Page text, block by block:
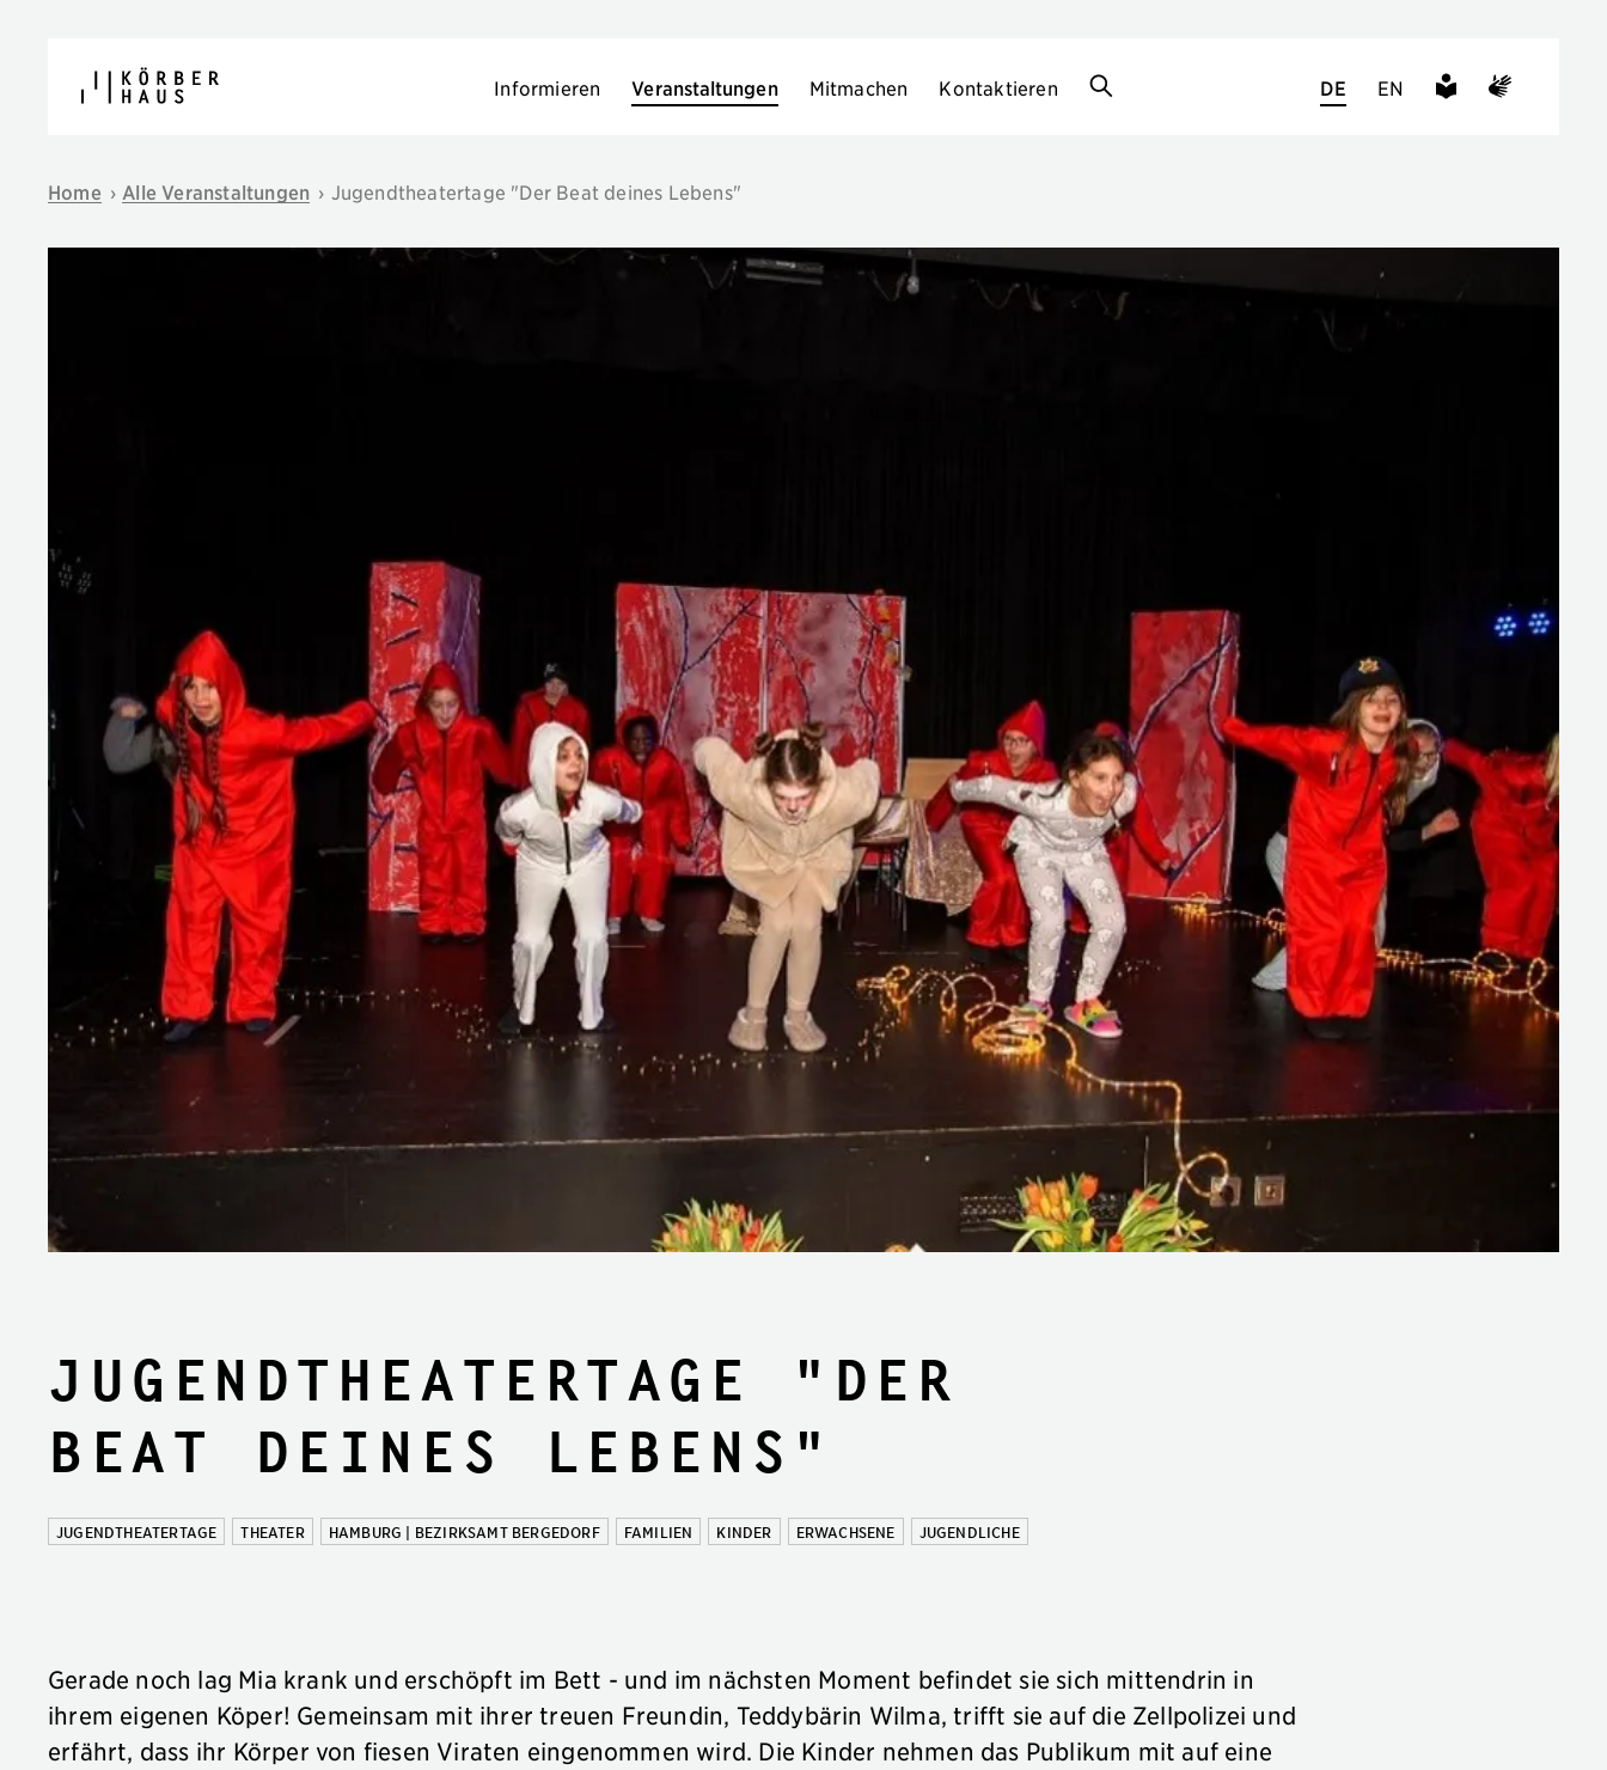
Informieren Veranstaltungen Mitmachen Kontaktieren DE EN
Home › Alle Veranstaltungen › Jugendtheatertage "Der Beat deines Lebens"
Jugendtheatertage "Der
Beat deines Lebens"
JUGENDTHEATERTAGE THEATER HAMBURG | BEZIRKSAMT BERGEDORF FAMILIEN KINDER ERWACHSENE JUGENDLICHE
Gerade noch lag Mia krank und erschöpft im Bett - und im nächsten Moment befindet sie sich mittendrin in
ihrem eigenen Köper! Gemeinsam mit ihrer treuen Freundin, Teddybärin Wilma, trifft sie auf die Zellpolizei und
erfährt, dass ihr Körper von fiesen Viraten eingenommen wird. Die Kinder nehmen das Publikum mit auf eine